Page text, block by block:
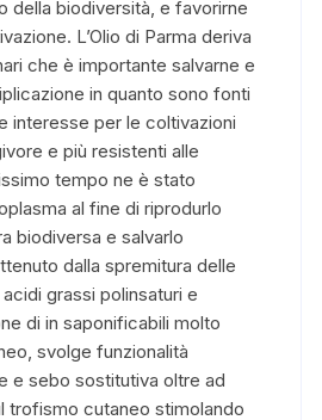
della biodiversità, e favorirne
L’Olio di Parma deriva
che è importante salvarne e
in quanto sono fonti
interesse per le coltivazioni
e più resistenti alle
tempo ne è stato
al fine di riprodurlo
biodiversa e salvarlo
dalla spremitura delle
grassi polinsaturi e
di in saponificabili molto
svolge funzionalità
e sebo sostitutiva oltre ad
trofismo cutaneo stimolando